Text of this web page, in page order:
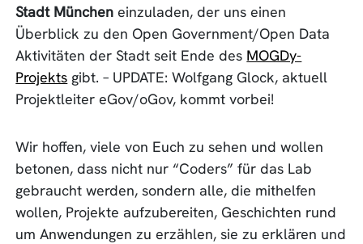
Stadt München einzuladen, der uns einen
Überblick zu den Open Government/Open Data
Aktivitäten der Stadt seit Ende des MOGDy-
Projekts gibt. – UPDATE: Wolfgang Glock, aktuell
Projektleiter eGov/oGov, kommt vorbei!
Wir hoffen, viele von Euch zu sehen und wollen
betonen, dass nicht nur “Coders” für das Lab
gebraucht werden, sondern alle, die mithelfen
wollen, Projekte aufzubereiten, Geschichten rund
um Anwendungen zu erzählen, sie zu erklären und